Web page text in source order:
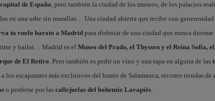
capital de España, pero también la ciudad de los museos, de los palacios
en una urbe sin murallas… Una ciudad abierta que recibe con
tu vuelo barato a Madridpara disfrutar de una ciudad que nunca
y bailar… Madrid es el Museo del Prado, el Thyssen y el Reina Sofía,
de El Retiro. Pero también es pedir un vino y una tapa en alguna de las
los escaparates más exclusivos del barrio de Salamanca, recorrer tiendas de
o perderse por las callejuelas del bohemio Lavapiés.